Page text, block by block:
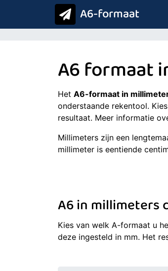
A6-formaat
A6 formaat
Het A6-formaat in
onderstaande rekentool.
resultaat. Meer informatie
Millimeters zijn een
millimeter is eentiende
A6 in millimeters
Kies van welk A-formaat u
deze ingesteld in mm. Het